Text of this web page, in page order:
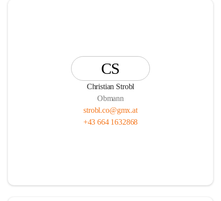
CS
Christian Strobl
Obmann
strobl.co@gmx.at
+43 664 1632868